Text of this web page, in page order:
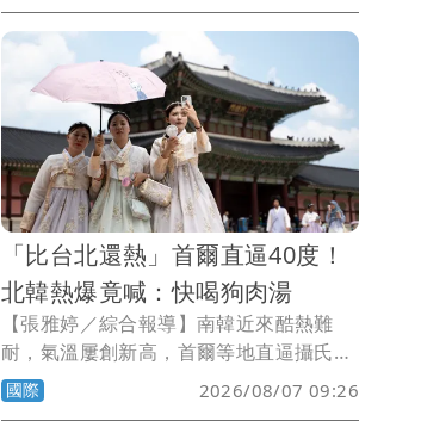
萬病例 寄生蟲污染惹禍（
10點強打）
國際
病例，感染人數破2萬例，甚至已傳出死
亡案例。調查發現，不少患者發病前曾食
用生鮮蔬菜，其中結球萵苣（美生菜）、
巴西里，以及台灣人熟悉的香菜，都被列
為可能污染來源。
「比台北還熱」首爾直逼40度！
北韓熱爆竟喊：快喝狗肉湯
【張雅婷／綜合報導】南韓近來酷熱難
耐，氣溫屢創新高，首爾等地直逼攝氏40
度，媒體不忘拿來與台灣比較「比台北還
熱」；北韓高溫更有過之而無不及，官媒
國際 2026/08/07 09:26